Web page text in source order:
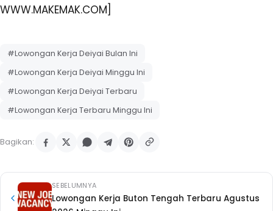
WWW.MAKEMAK.COM]
#Lowongan Kerja Deiyai Bulan Ini
#Lowongan Kerja Deiyai Minggu Ini
#Lowongan Kerja Deiyai Terbaru
#Lowongan Kerja Terbaru Minggu Ini
Bagikan:
SEBELUMNYA
Lowongan Kerja Buton Tengah Terbaru Agustus